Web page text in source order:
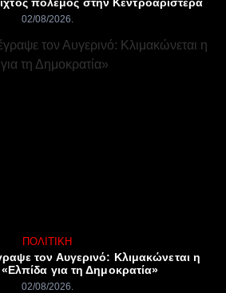
02/08/2026
ΠΟΛΙΤΙΚΉ
τον Αυγερινό: Κλιμακώνεται η
για τη Δημοκρατία»
02/08/2026